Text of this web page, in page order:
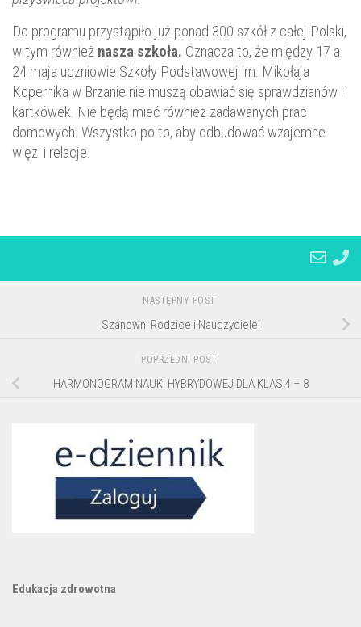
Do programu przystąpiło już ponad 300 szkół z całej Polski,
w tym również nasza szkoła. Oznacza to, że między 17 a
24 maja uczniowie Szkoły Podstawowej im. Mikołaja
Kopernika w Brzanie nie muszą obawiać się sprawdzianów i
kartkówek. Nie będą mieć również zadawanych prac
domowych. Wszystko po to, aby odbudować wzajemne
więzi i relacje.
NASTĘPNY POST
Szanowni Rodzice i Nauczyciele!
POPRZEDNI POST
HARMONOGRAM NAUKI HYBRYDOWEJ DLA KLAS 4 – 8
Edukacja zdrowotna